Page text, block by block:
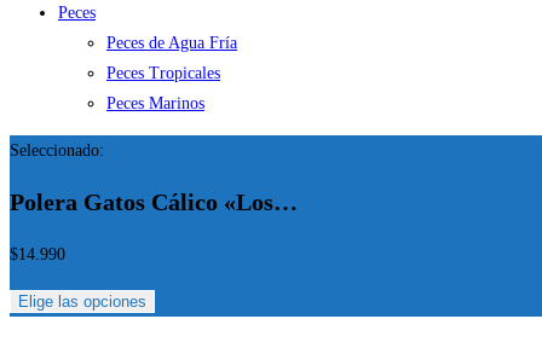
Peces
Peces de Agua Fría
Peces Tropicales
Peces Marinos
Seleccionado:
Polera Gatos Cálico «Los…
$14.990
Elige las opciones